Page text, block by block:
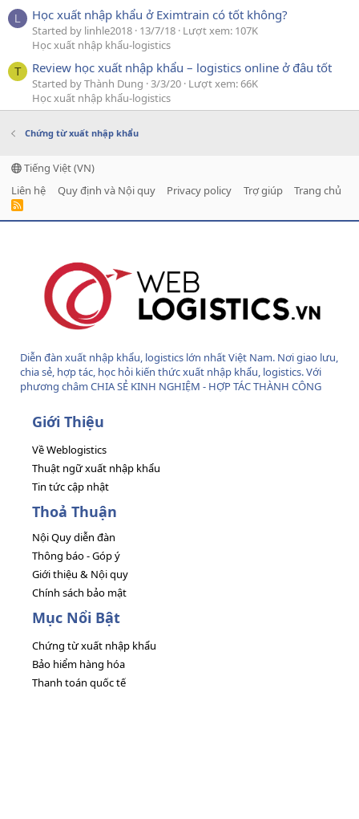
L Học xuất nhập khẩu ở Eximtrain có tốt không?
Started by linhle2018 13/7/18 Lượt xem: 107K
Học xuất nhập khẩu-logistics
T Review học xuất nhập khẩu – logistics online ở đâu tốt
Started by Thành Dung 3/3/20 Lượt xem: 66K
Học xuất nhập khẩu-logistics
Chứng từ xuất nhập khẩu
Tiếng Việt (VN)
Liên hệ
Quy định và Nội quy Privacy policy Trợ giúp Trang chủ
R
Diễn đàn xuất nhập khẩu, logistics lớn nhất Việt Nam. Nơi giao lưu,
chia sẻ, hợp tác, học hỏi kiến thức xuất nhập khẩu, logistics. Với
phương châm CHIA SẺ KINH NGHIỆM - HỢP TÁC THÀNH CÔNG
Giới Thiệu
Về Weblogistics
Thuật ngữ xuất nhập khẩu
Tin tức cập nhật
Thoả Thuận
Nội Quy diễn đàn
Thông báo - Góp ý
Giới thiệu & Nội quy
Chính sách bảo mật
Mục Nổi Bật
Chứng từ xuất nhập khẩu
Bảo hiểm hàng hóa
Thanh toán quốc tế